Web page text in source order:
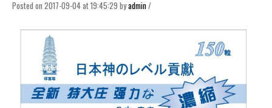
Posted on 2017-09-04 at 19:45:29 byadmin/